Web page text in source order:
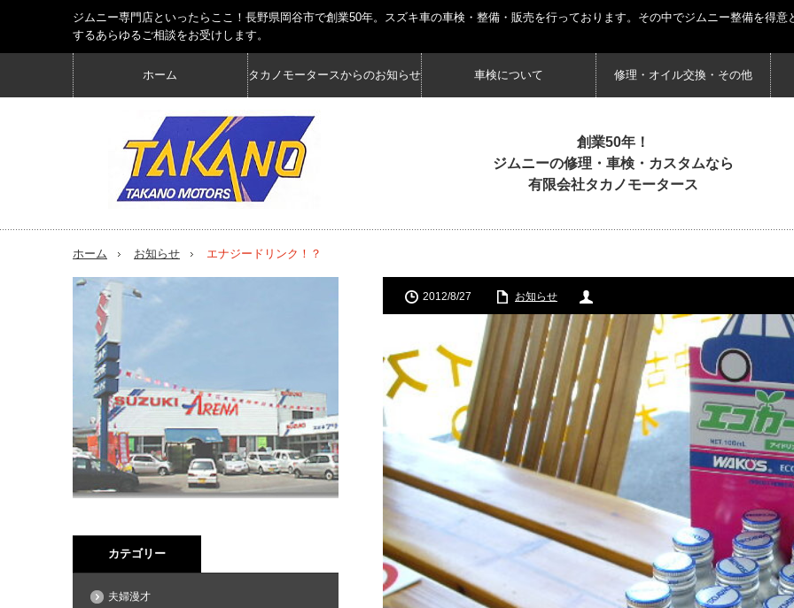
ジムニー専門店といったらここ！長野県岡谷市で創業50年。スズキ車の車検・整備・販売を行っております。その中でジムニー整備を得
するあらゆるご相談をお受けします。
ホーム タカノモータースからのお知らせ 車検について 修理・オイル交換・その他
創業50年！
ジムニーの修理・車検・カスタムなら
有限会社タカノモータース
ホーム お知らせ エナジードリンク！？
2012/8/27 お知らせ
カテゴリー
夫婦漫才